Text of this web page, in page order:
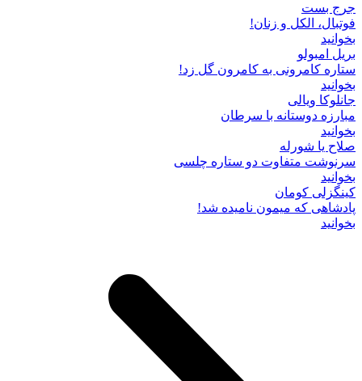
جرج بست
فوتبال، الکل و زنان!
بخوانید
بریل امبولو
ستاره کامرونی به کامرون گل زد!
بخوانید
جانلوکا ویالی
مبارزه دوستانه با سرطان
بخوانید
صلاح یا شورله
سرنوشت متفاوت دو ستاره چلسی
بخوانید
کینگزلی کومان
پادشاهی که میمون نامیده شد!
بخوانید